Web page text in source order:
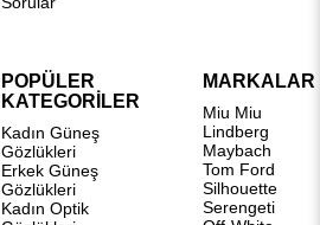
POPÜLER
KATEGORİLER
Kadın Güneş
Gözlükleri
Erkek Güneş
Gözlükleri
Kadın Optik
MARKALAR
Miu Miu
Lindberg
Maybach
Tom Ford
Silhouette
Serengeti